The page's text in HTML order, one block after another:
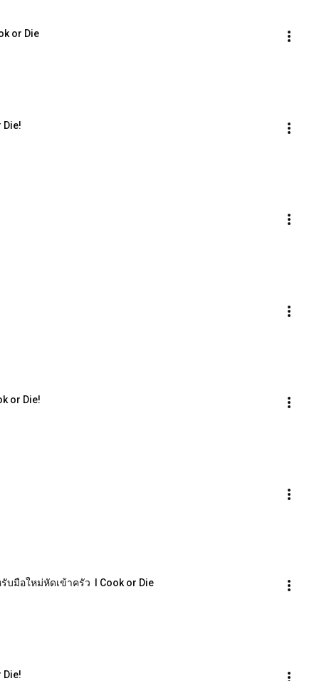
or Die
Die!
or Die!
บมือใหม่หัดเข้าครัว  l Cook or Die
Die!